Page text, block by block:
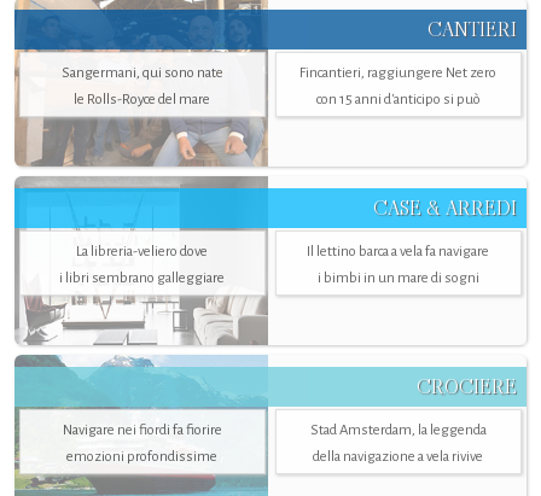
CANTIERI
Sangermani, qui sono nate
le Rolls-Royce del mare
Fincantieri, raggiungere Net zero
con 15 anni d'anticipo si può
CASE & ARREDI
La libreria-veliero dove
i libri sembrano galleggiare
Il lettino barca a vela fa navigare
i bimbi in un mare di sogni
CROCIERE
Navigare nei fiordi fa fiorire
emozioni profondissime
Stad Amsterdam, la leggenda
della navigazione a vela rivive